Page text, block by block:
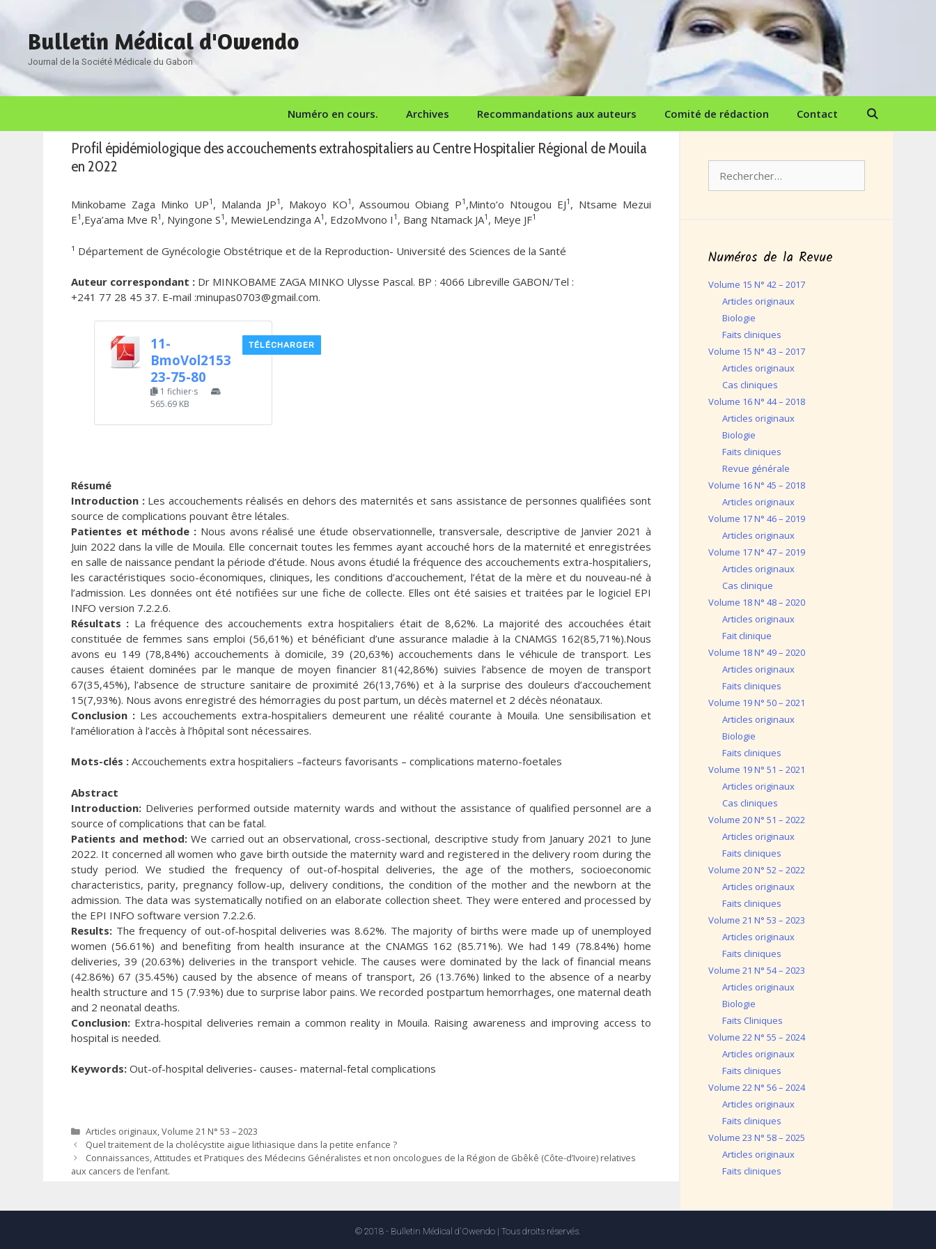
contenuBulletin Médical d'Owendo
Journal de la Société Médicale du Gabon
Numéro en cours. Archives Recommandations aux auteurs Comité de rédaction Contact
Profil épidémiologique des accouchements extrahospitaliers au Centre Hospitalier Régional de Mouila
en 2022
Minkobame Zaga Minko UP1 , Malanda JP1 , Makoyo KO1 , Assoumou Obiang P1 ,Minto’o Ntougou EJ1 , Ntsame Mezui
E1 ,Eya’ama Mve R1 , Nyingone S1 , MewieLendzinga A1 , EdzoMvono I 1 , Bang Ntamack JA1 , Meye JF1
¹ Département de Gynécologie Obstétrique et de la Reproduction- Université des Sciences de la Santé
Auteur correspondant : Dr MINKOBAME ZAGA MINKO Ulysse Pascal. BP : 4066 Libreville GABON/Tel :
+241 77 28 45 37. E-mail :minupas0703@gmail.com.
11-
BmoVol2153
23-75-80
1 fichier·s
565.69 KB
TÉLÉCHARGER
Résumé
Introduction :Les accouchements réalisés en dehors des maternités et sans assistance de personnes qualifiées sont
source de complications pouvant être létales.
Patientes et méthode : Nous avons réalisé une étude observationnelle, transversale, descriptive de Janvier 2021 à
Juin 2022 dans la ville de Mouila. Elle concernait toutes les femmes ayant accouché hors de la maternité et enregistrées
en salle de naissance pendant la période d’étude. Nous avons étudié la fréquence des accouchements extra-hospitaliers,
les caractéristiques socio-économiques, cliniques, les conditions d’accouchement, l’état de la mère et du nouveau-né à
l’admission. Les données ont été notifiées sur une fiche de collecte. Elles ont été saisies et traitées par le logiciel EPI
INFO version 7.2.2.6.
Résultats : La fréquence des accouchements extra hospitaliers était de 8,62%. La majorité des accouchées était
constituée de femmes sans emploi (56,61%) et bénéficiant d’une assurance maladie à la CNAMGS 162(85,71%).Nous
avons eu 149 (78,84%) accouchements à domicile, 39 (20,63%) accouchements dans le véhicule de transport. Les
causes étaient dominées par le manque de moyen financier 81(42,86%) suivies l’absence de moyen de transport
67(35,45%), l’absence de structure sanitaire de proximité 26(13,76%) et à la surprise des douleurs d’accouchement
15(7,93%). Nous avons enregistré des hémorragies du post partum, un décès maternel et 2 décès néonataux.
Conclusion : Les accouchements extra-hospitaliers demeurent une réalité courante à Mouila. Une sensibilisation et
l’amélioration à l’accès à l’hôpital sont nécessaires.
Mots-clés : Accouchements extra hospitaliers –facteurs favorisants – complications materno-foetales
Abstract
Introduction: Deliveries performed outside maternity wards and without the assistance of qualified personnel are a
source of complications that can be fatal.
Patients and method:We carried out an observational, cross-sectional, descriptive study from January 2021 to June
2022. It concerned all women who gave birth outside the maternity ward and registered in the delivery room during the
study period. We studied the frequency of out-of-hospital deliveries, the age of the mothers, socioeconomic
characteristics, parity, pregnancy follow-up, delivery conditions, the condition of the mother and the newborn at the
admission. The data was systematically notified on an elaborate collection sheet. They were entered and processed by
the EPI INFO software version 7.2.2.6.
Results: The frequency of out-of-hospital deliveries was 8.62%. The majority of births were made up of unemployed
women (56.61%) and benefiting from health insurance at the CNAMGS 162 (85.71%). We had 149 (78.84%) home
deliveries, 39 (20.63%) deliveries in the transport vehicle. The causes were dominated by the lack of financial means
(42.86%) 67 (35.45%) caused by the absence of means of transport, 26 (13.76%) linked to the absence of a nearby
health structure and 15 (7.93%) due to surprise labor pains. We recorded postpartum hemorrhages, one maternal death
and 2 neonatal deaths.
Conclusion: Extra-hospital deliveries remain a common reality in Mouila. Raising awareness and improving access to
hospital is needed.
Keywords: Out-of-hospital deliveries- causes- maternal-fetal complications
Catégories
Articles originaux,Volume 21 N° 53 – 2023
Quel traitement de la cholécystite aigue lithiasique dans la petite enfance ?
Connaissances, Attitudes et Pratiques des Médecins Généralistes et non oncologues de la Région de Gbêkê (Côte-d’Ivoire) relatives
aux cancers de l’enfant.
Numéros de la Revue
Volume 15 N° 42 – 2017
Articles originaux
Biologie
Faits cliniques
Volume 15 N° 43 – 2017
Articles originaux
Cas cliniques
Volume 16 N° 44 – 2018
Articles originaux
Biologie
Faits cliniques
Revue générale
Volume 16 N° 45 – 2018
Articles originaux
Volume 17 N° 46 – 2019
Articles originaux
Volume 17 N° 47 – 2019
Articles originaux
Cas clinique
Volume 18 N° 48 – 2020
Articles originaux
Fait clinique
Volume 18 N° 49 – 2020
Articles originaux
Faits cliniques
Volume 19 N° 50 – 2021
Articles originaux
Biologie
Faits cliniques
Volume 19 N° 51 – 2021
Articles originaux
Cas cliniques
Volume 20 N° 51 – 2022
Articles originaux
Faits cliniques
Volume 20 N° 52 – 2022
Articles originaux
Faits cliniques
Volume 21 N° 53 – 2023
Articles originaux
Faits cliniques
Volume 21 N° 54 – 2023
Articles originaux
Biologie
Faits Cliniques
Volume 22 N° 55 – 2024
Articles originaux
Faits cliniques
Volume 22 N° 56 – 2024
Articles originaux
Faits cliniques
Volume 23 N° 58 – 2025
Articles originaux
Faits cliniques
© 2018 - Bulletin Médical d'Owendo | Tous droits réservés.